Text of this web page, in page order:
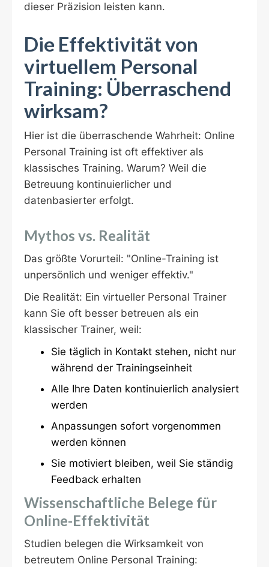
dieser Präzision leisten kann.
Die Effektivität von
virtuellem Personal
Training: Überraschend
wirksam?
Hier ist die überraschende Wahrheit: Online
Personal Training ist oft effektiver als
klassisches Training. Warum? Weil die
Betreuung kontinuierlicher und
datenbasierter erfolgt.
Mythos vs. Realität
Das größte Vorurteil: "Online-Training ist
unpersönlich und weniger effektiv."
Die Realität: Ein virtueller Personal Trainer
kann Sie oft besser betreuen als ein
klassischer Trainer, weil:
Sie täglich in Kontakt stehen, nicht nur
während der Trainingseinheit
Alle Ihre Daten kontinuierlich analysiert
werden
Anpassungen sofort vorgenommen
werden können
Sie motiviert bleiben, weil Sie ständig
Feedback erhalten
Wissenschaftliche Belege für
Online-Effektivität
Studien belegen die Wirksamkeit von
betreutem Online Personal Training: